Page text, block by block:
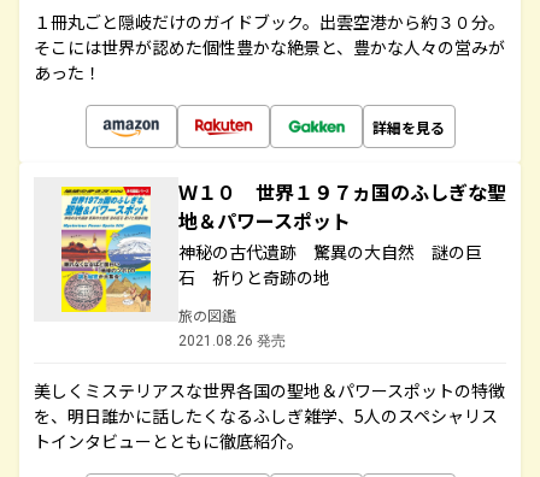
１冊丸ごと隠岐だけのガイドブック。出雲空港から約３０分。
そこには世界が認めた個性豊かな絶景と、豊かな人々の営みが
あった！
詳細を見る
Ｗ１０ 世界１９７ヵ国のふしぎな聖
地＆パワースポット
神秘の古代遺跡 驚異の大自然 謎の巨
石 祈りと奇跡の地
旅の図鑑
2021.08.26 発売
美しくミステリアスな世界各国の聖地＆パワースポットの特徴
を、明日誰かに話したくなるふしぎ雑学、5人のスペシャリス
トインタビューとともに徹底紹介。